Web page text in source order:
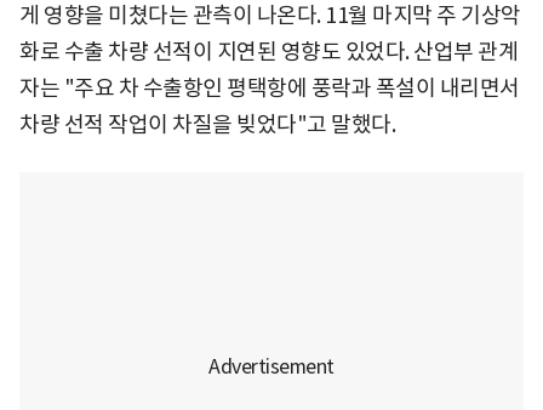
게 영향을 미쳤다는 관측이 나온다. 11월 마지막 주 기상악
화로 수출 차량 선적이 지연된 영향도 있었다. 산업부 관계
자는 "주요 차 수출항인 평택항에 풍락과 폭설이 내리면서
차량 선적 작업이 차질을 빚었다"고 말했다.